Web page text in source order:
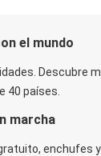
el mundo
Descubre
40 países.
marcha
enchufes